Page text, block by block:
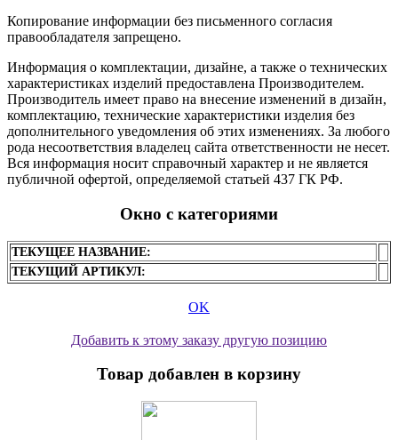
Копирование информации без письменного согласия
правообладателя запрещено.
Информация о комплектации, дизайне, а также о технических
характеристиках изделий предоставлена Производителем.
Производитель имеет право на внесение изменений в дизайн,
комплектацию, технические характеристики изделия без
дополнительного уведомления об этих изменениях. За любого
рода несоответствия владелец сайта ответственности не несет.
Вся информация носит справочный характер и не является
публичной офертой, определяемой статьей 437 ГК РФ.
Окно с категориями
ТЕКУЩЕЕ НАЗВАНИЕ:
ТЕКУЩИЙ АРТИКУЛ:
OK
Добавить к этому заказу другую позицию
Товар добавлен в корзину